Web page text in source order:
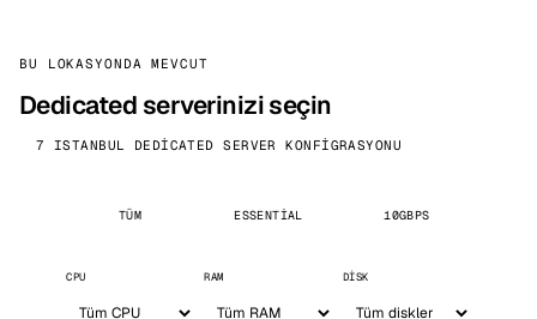
BU LOKASYONDA MEVCUT
Dedicated serverinizi seçin
7 ISTANBUL DEDICATED SERVER KONFIGRASYONU
TÜM ESSENTIAL 10GBPS
CPU RAM DISK